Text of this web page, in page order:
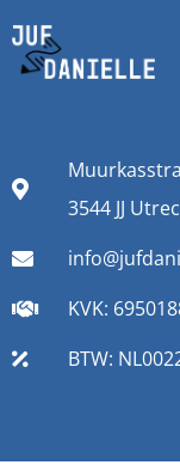
3544 JJ
KVK:
BTW: